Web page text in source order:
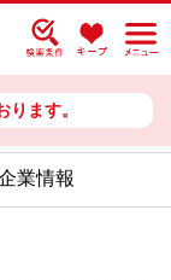
ます。
業情報